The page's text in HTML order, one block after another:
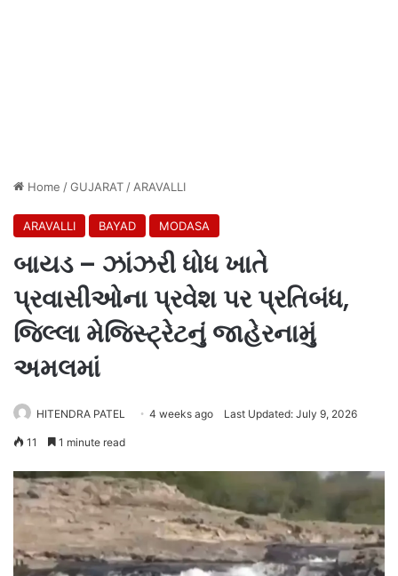
Home /GUJARAT / ARAVALLI
ARAVALLI BAYAD MODASA
બાયડ – ઝાંઝરી ધોધ ખાતે
પ્રવાસીઓના પ્રવેશ પર પ્રતિબંધ,
જિલ્લા મેજિસ્ટ્રેટનું જાહેરનામું
અમલમાં
HITENDRA PATEL 4 weeks ago Last Updated: July 9, 2026
11 1 minute read